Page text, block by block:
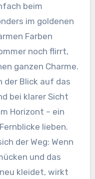
beim
im goldenen
Farben
noch flirrt,
ganzen Charme.
der Blick auf das
bei klarer Sicht
Horizont – ein
lieben.
der Weg: Wenn
und das
kleidet, wirkt